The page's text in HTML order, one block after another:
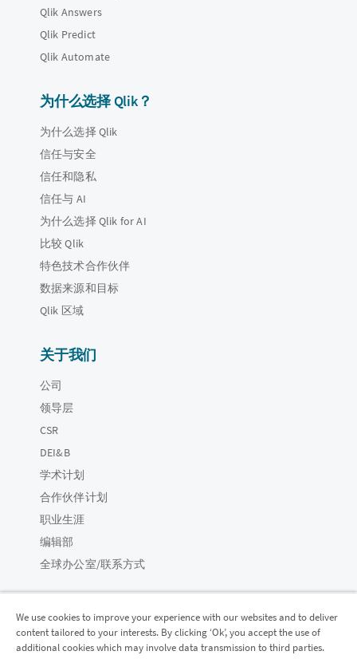
Qlik Answers
Qlik Predict
Qlik Automate
为什么选择 Qlik？
为什么选择 Qlik
信任与安全
信任和隐私
信任与 AI
为什么选择 Qlik for AI
比较 Qlik
特色技术合作伙伴
数据来源和目标
Qlik 区域
关于我们
公司
领导层
CSR
DEI&B
学术计划
合作伙伴计划
职业生涯
编辑部
全球办公室/联系方式
Qlik 社区
We use cookies to improve your experience with our websites and to deliver
content tailored to your interests. By clicking ‘Ok’, you accept the use of
additional cookies which may involve data transmission to third parties.